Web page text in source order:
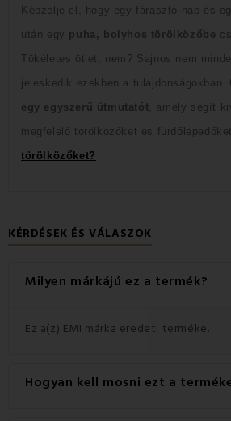
Képzelje el, hogy egy fárasztó nap és
után egy puha, bolyhos törölközőbe
T ökéletes ötlet, nem? Sajnos nem
jeleskedik ezekben a tulajdonságokban.
egy egyszerű útmutatót , amely segít
megfelelő törölközőket és
törölközőket?
KÉRDÉSEK ÉS VÁLASZOK
Milyen márkájú ez a termék?
Ez a(z) EMI márka eredeti terméke.
Hogyan kell mosni ezt a